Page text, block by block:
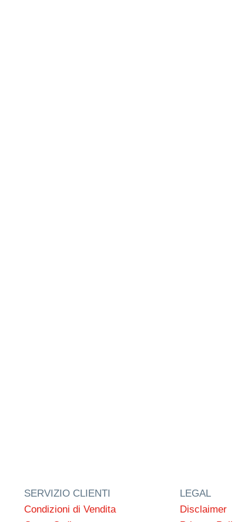
SERVIZIO CLIENTI
Condizioni di Vendita
LEGAL
Disclaimer